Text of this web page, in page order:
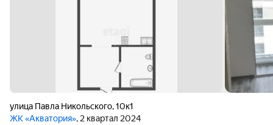
улица Павла Никольского,10к1
ЖК «Акватория», 2 квартал 2024